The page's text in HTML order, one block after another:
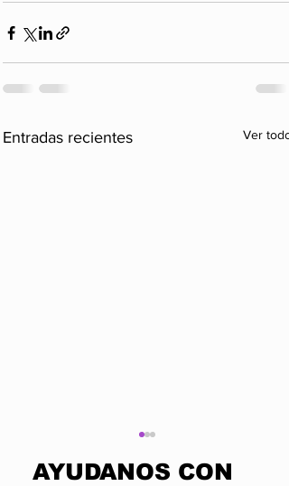
Entradas recientes Ver todo
​AYUDANOS CON